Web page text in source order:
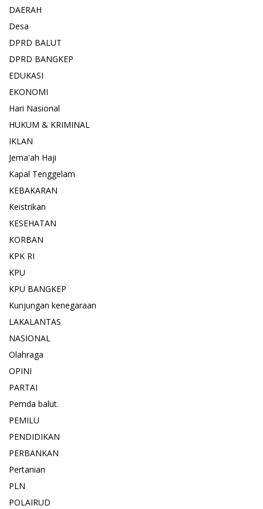
DAERAH
Desa
DPRD BALUT
DPRD BANGKEP
EDUKASI
EKONOMI
Hari Nasional
HUKUM & KRIMINAL
IKLAN
Jema'ah Haji
Kapal Tenggelam
KEBAKARAN
Keistrikan
KESEHATAN
KORBAN
KPK RI
KPU
KPU BANGKEP
Kunjungan kenegaraan
LAKALANTAS
NASIONAL
Olahraga
OPINI
PARTAI
Pemda balut.
PEMILU
PENDIDIKAN
PERBANKAN
Pertanian
PLN
POLAIRUD